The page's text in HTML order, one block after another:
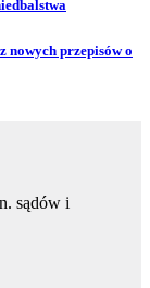
nowych przepisów o
sądów i